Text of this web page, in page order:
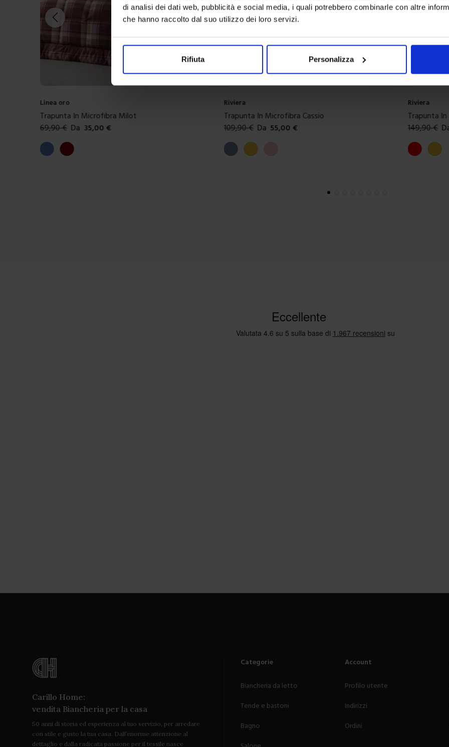
di analisi dei dati web, pubblicità e social media, i quali potrebbero combinarle con altre
che hanno raccolto dal suo utilizzo dei loro servizi.
Rifiuta Personalizza
Riviera
Trapunta In Microfibra Cassio
109,90€ Da 55,00 €
Colori disponibili
Carta da zucchero
Giallo
Riviera
Trapunta In Microfibra Diana
149,90€ Da 75,00 €
Colori disponibili
Rosso Giallo
Riviera
Trapunta
149,90€
Colori
Marrone
Carillo Home:
vendita Biancheria per la casa
50 anni di storia ed esperienza al tuo servizio, per arredare
con stile e gusto la tua casa. Dall’enorme attenzione al
dettaglio e dalla radicata passione per il tessile nasce
Categorie
Biancheria da letto
Tende e bastoni
Bagno
Account
Profilo utente
Indirizzi
Ordini